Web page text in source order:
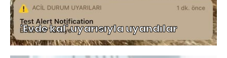
'Evde kal' uyarısıyla uyandılar